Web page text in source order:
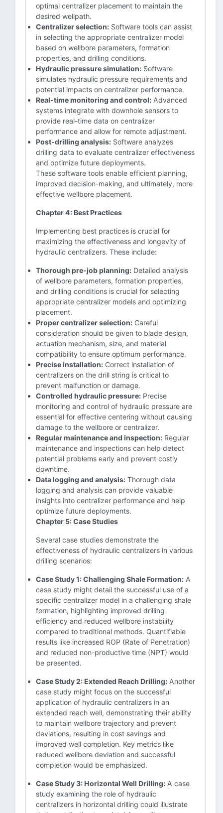
optimal centralizer placement to maintain the
desired wellpath.
Centralizer selection: Software tools can assist
in selecting the appropriate centralizer model
based on wellbore parameters, formation
properties, and drilling conditions.
Hydraulic pressure simulation: Software
simulates hydraulic pressure requirements and
potential impacts on centralizer performance.
Real-time monitoring and control: Advanced
systems integrate with downhole sensors to
provide real-time data on centralizer
performance and allow for remote adjustment.
Post-drilling analysis: Software analyzes
drilling data to evaluate centralizer effectiveness
and optimize future deployments.
These software tools enable efficient planning,
improved decision-making, and ultimately, more
effective wellbore placement.
Chapter 4: Best Practices
Implementing best practices is crucial for
maximizing the effectiveness and longevity of
hydraulic centralizers. These include:
Thorough pre-job planning: Detailed analysis
of wellbore parameters, formation properties,
and drilling conditions is crucial for selecting
appropriate centralizer models and optimizing
placement.
Proper centralizer selection: Careful
consideration should be given to blade design,
actuation mechanism, size, and material
compatibility to ensure optimum performance.
Precise installation: Correct installation of
centralizers on the drill string is critical to
prevent malfunction or damage.
Controlled hydraulic pressure: Precise
monitoring and control of hydraulic pressure are
essential for effective centering without causing
damage to the wellbore or centralizer.
Regular maintenance and inspection: Regular
maintenance and inspections can help detect
potential problems early and prevent costly
downtime.
Data logging and analysis: Thorough data
logging and analysis can provide valuable
insights into centralizer performance and help
optimize future deployments.
Chapter 5: Case Studies
Several case studies demonstrate the
effectiveness of hydraulic centralizers in various
drilling scenarios:
Case Study 1: Challenging Shale Formation: A
case study might detail the successful use of a
specific centralizer model in a challenging shale
formation, highlighting improved drilling
efficiency and reduced wellbore instability
compared to traditional methods. Quantifiable
results like increased ROP (Rate of Penetration)
and reduced non-productive time (NPT) would
be presented.
Case Study 2: Extended Reach Drilling: Another
case study might focus on the successful
application of hydraulic centralizers in an
extended reach well, demonstrating their ability
to maintain wellbore trajectory and prevent
deviations, resulting in cost savings and
improved well completion. Key metrics like
reduced wellbore deviation and successful
completion would be emphasized.
Case Study 3: Horizontal Well Drilling: A case
study examining the role of hydraulic
centralizers in horizontal drilling could illustrate